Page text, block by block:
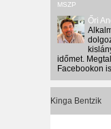
MSZP
Őri
időmet.
Facebookon
Kinga Bentzik